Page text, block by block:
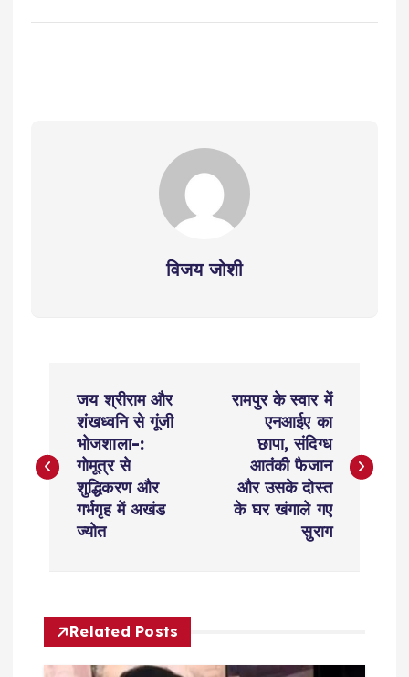
विजय जोशी
s
a
v
जय श्रीराम और
शंखध्वनि से गूंजी
भोजशाला-:
गोमूत्र से
शुद्धिकरण और
गर्भगृह में अखंड
ज्योत
रामपुर के स्वार में
एनआईए का
छापा, संदिग्ध
आतंकी फैजान
और उसके दोस्त
के घर खंगाले गए
सुराग
Related Posts